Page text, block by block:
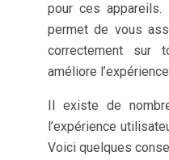
pour ces
permet de vous
correctement sur
améliore
Il existe de
l’expérience
Voici quelques